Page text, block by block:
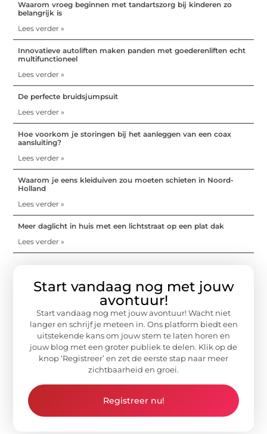
Waarom vroeg beginnen met tandartszorg bij kinderen zo
belangrijk is
Lees verder »
Innovatieve autoliften maken panden met goederenliften echt
multifunctioneel
Lees verder »
De perfecte bruidsjumpsuit
Lees verder »
Hoe voorkom je storingen bij het aanleggen van een coax
aansluiting?
Lees verder »
Waarom je eens kleiduiven zou moeten schieten in Noord-
Holland
Lees verder »
Meer daglicht in huis met een lichtstraat op een plat dak
Lees verder »
Start vandaag nog met jouw
avontuur!
Start vandaag nog met jouw avontuur! Wacht niet
langer en schrijf je meteen in. Ons platform biedt een
uitstekende kans om jouw stem te laten horen en
jouw blog met een groter publiek te delen. Klik op de
knop ‘Registreer’ en zet de eerste stap naar meer
zichtbaarheid en groei.
Registreer nu!